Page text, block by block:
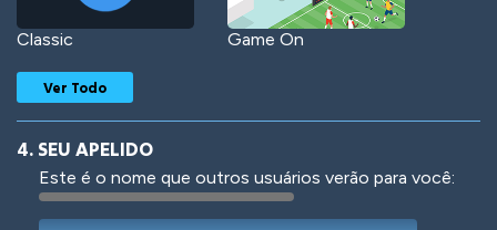
Classic Game On
Woof Jungle Cats
Ver Todo
4. SEU APELIDO
Este é o nome que outros usuários verão para você: